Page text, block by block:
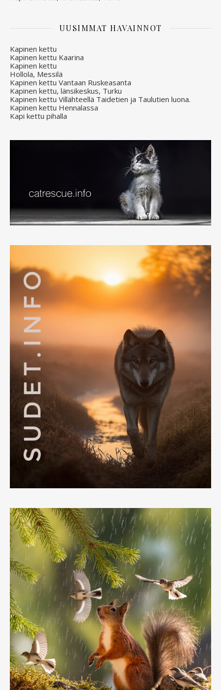
UUSIMMAT HAVAINNOT
Kapinen kettu
Kapinen kettu Kaarina
Kapinen kettu
Hollola, Messilä
Kapinen kettu Vantaan Ruskeasanta
Kapinen kettu, länsikeskus, Turku
Kapinen kettu Villähteellä Taidetien ja Taulutien luona.
Kapinen kettu Hennalassa
Kapi kettu pihalla